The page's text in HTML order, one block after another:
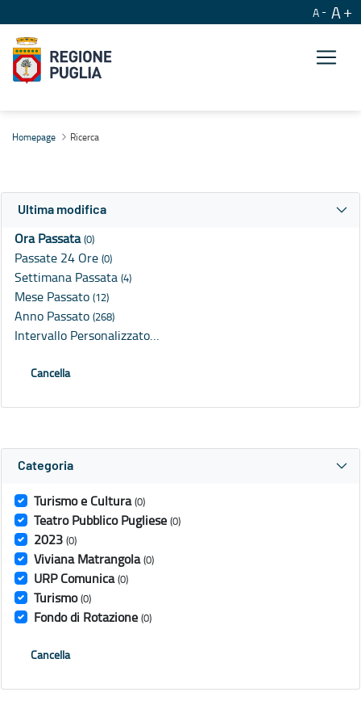
A A
Homepage Ricerca
Ultima modifica
Ora Passata(0)
Passate 24 Ore (0)
Settimana Passata (4)
Mese Passato (12)
Anno Passato (268)
Intervallo Personalizzato…
Cancella
Categoria
Turismo e Cultura (0)
Teatro Pubblico Pugliese (0)
2023 (0)
Viviana Matrangola (0)
URP Comunica (0)
Turismo (0)
Fondo di Rotazione (0)
Cancella